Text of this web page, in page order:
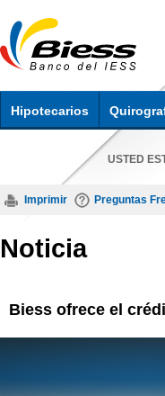
Hipotecarios
USTED
Imprimir Preguntas
Noticia
Biess ofrece el